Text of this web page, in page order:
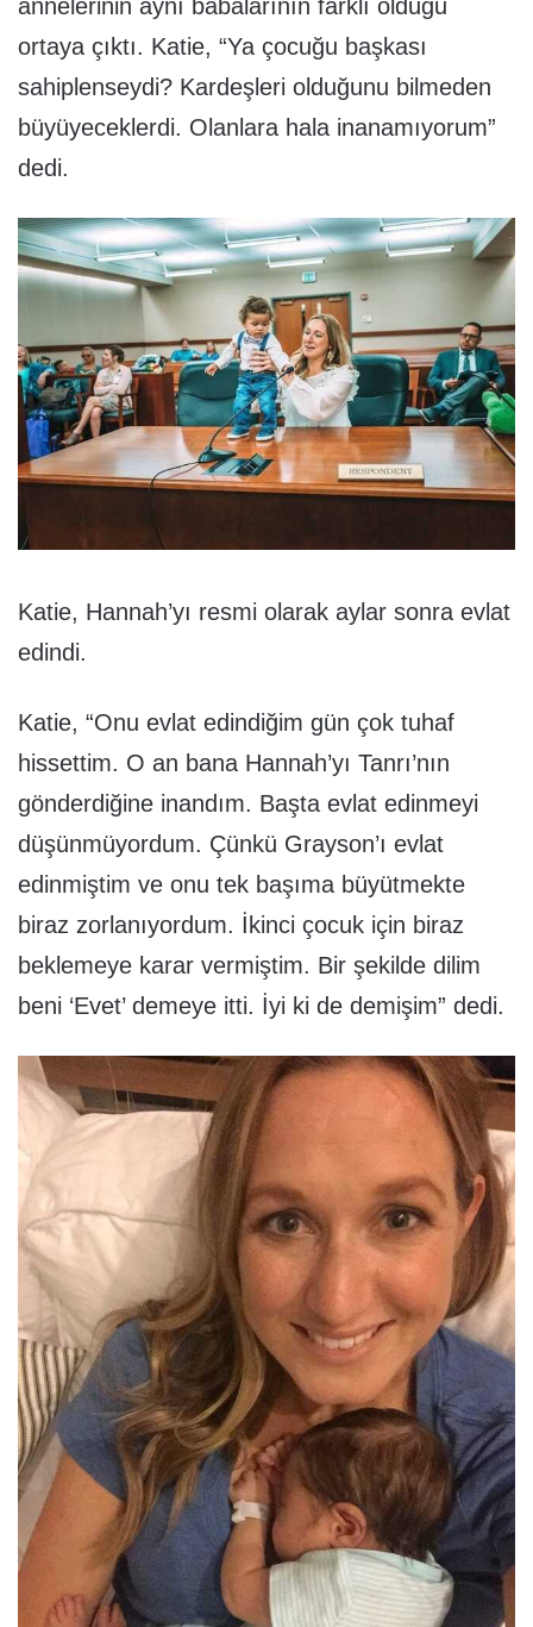
annelerinin aynı babalarının farklı olduğu
ortaya çıktı. Katie, “Ya çocuğu başkası
sahiplenseydi? Kardeşleri olduğunu bilmeden
büyüyeceklerdi. Olanlara hala inanamıyorum”
dedi.
Katie, Hannah’yı resmi olarak aylar sonra evlat
edindi.
Katie, “Onu evlat edindiğim gün çok tuhaf
hissettim. O an bana Hannah’yı Tanrı’nın
gönderdiğine inandım. Başta evlat edinmeyi
düşünmüyordum. Çünkü Grayson’ı evlat
edinmiştim ve onu tek başıma büyütmekte
biraz zorlanıyordum. İkinci çocuk için biraz
beklemeye karar vermiştim. Bir şekilde dilim
beni ‘Evet’ demeye itti. İyi ki de demişim” dedi.